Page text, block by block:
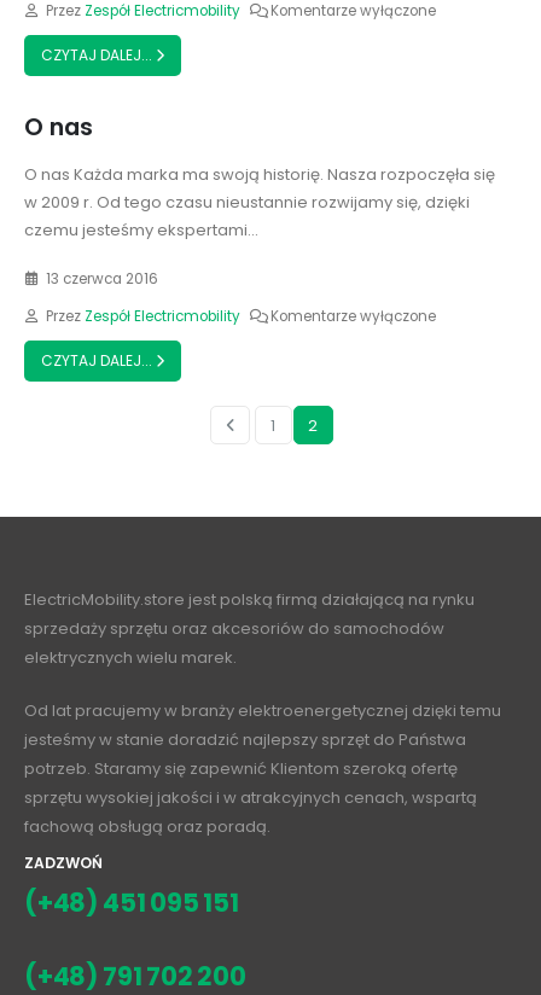
Przez Zespół Electricmobility Komentarze wyłączone
CZYTAJ DALEJ...
O nas
O nas Każda marka ma swoją historię. Nasza rozpoczęła się
w 2009 r. Od tego czasu nieustannie rozwijamy się, dzięki
czemu jesteśmy ekspertami...
13 czerwca 2016
Przez Zespół Electricmobility Komentarze wyłączone
CZYTAJ DALEJ...
1 2
ElectricMobility.store jest polską firmą działającą na rynku
sprzedaży sprzętu oraz akcesoriów do samochodów
elektrycznych wielu marek.
Od lat pracujemy w branży elektroenergetycznej dzięki temu
jesteśmy w stanie doradzić najlepszy sprzęt do Państwa
potrzeb. Staramy się zapewnić Klientom szeroką ofertę
sprzętu wysokiej jakości i w atrakcyjnych cenach, wspartą
fachową obsługą oraz poradą.
ZADZWOŃ
(+48) 451 095 151
(+48) 791 702 200